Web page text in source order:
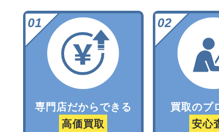
専門店だからできる
高価買取
買取のプ
安心